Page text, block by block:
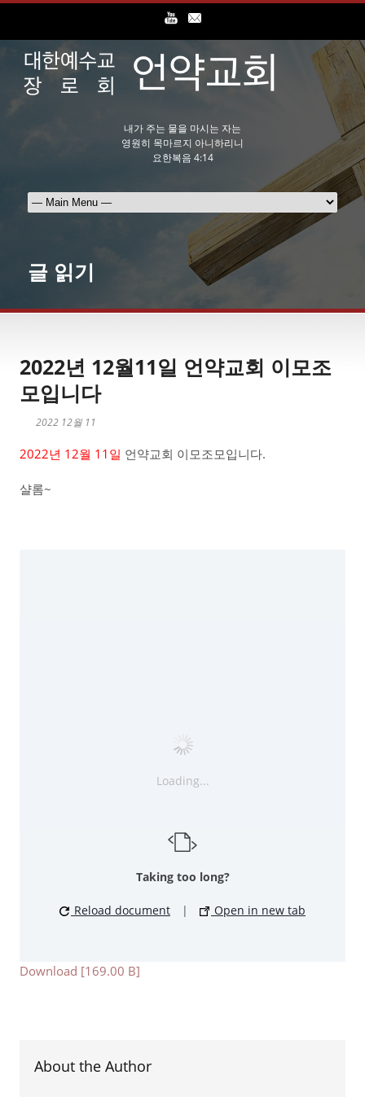
내가 주는 물을 마시는 자는
영원히 목마르지 아니하리니
요한복음 4:14
글 읽기
2022년 12월11일 언약교회 이모조
모입니다
2022 12월 11
2022년 12월 11일 언약교회 이모조모입니다.
샬롬~
Loading...
Taking too long?
Reload document | Open in new tab
Download [169.00 B]
About the Author